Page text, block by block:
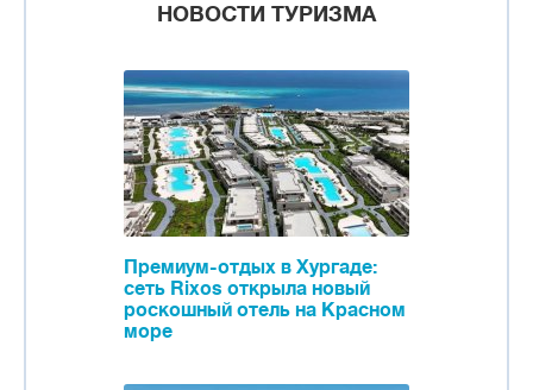
НОВОСТИ ТУРИЗМА
Премиум-отдых в Хургаде:
сеть Rixos открыла новый
роскошный отель на Красном
море